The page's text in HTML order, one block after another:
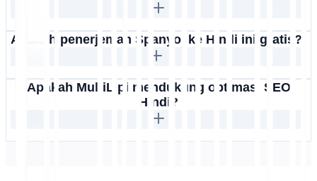
Apakah penerjemah Spanyol ke Hindi ini gratis?
Apakah MultiLipi mendukung optimasi SEO
Hindi?